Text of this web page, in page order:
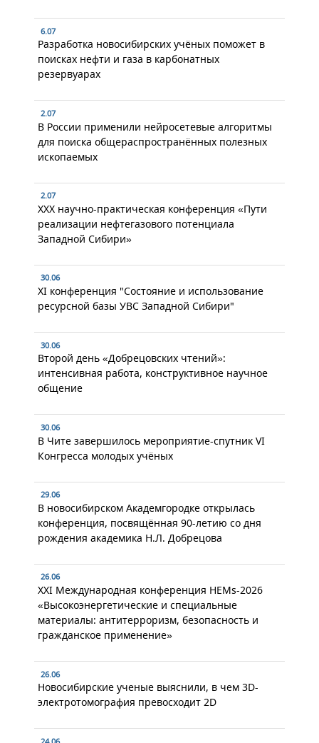
6.07
Разработка новосибирских учёных поможет в
поисках нефти и газа в карбонатных
резервуарах
2.07
В России применили нейросетевые алгоритмы
для поиска общераспространённых полезных
ископаемых
2.07
XXX научно-практическая конференция «Пути
реализации нефтегазового потенциала
Западной Сибири»
30.06
XI конференция "Состояние и использование
ресурсной базы УВС Западной Сибири"
30.06
Второй день «Добрецовских чтений»:
интенсивная работа, конструктивное научное
общение
30.06
В Чите завершилось мероприятие-спутник VI
Конгресса молодых учёных
29.06
В новосибирском Академгородке открылась
конференция, посвящённая 90-летию со дня
рождения академика Н.Л. Добрецова
26.06
XXI Международная конференция HEMs-2026
«Высокоэнергетические и специальные
материалы: антитерроризм, безопасность и
гражданское применение»
26.06
Новосибирские ученые выяснили, в чем 3D-
электротомография превосходит 2D